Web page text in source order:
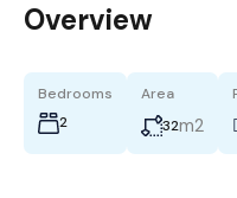
Overview
Bedrooms
2
Area
32m2